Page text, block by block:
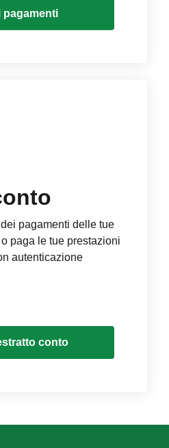
pagamenti
pagamenti delle tue
paga le tue prestazioni
autenticazione
conto